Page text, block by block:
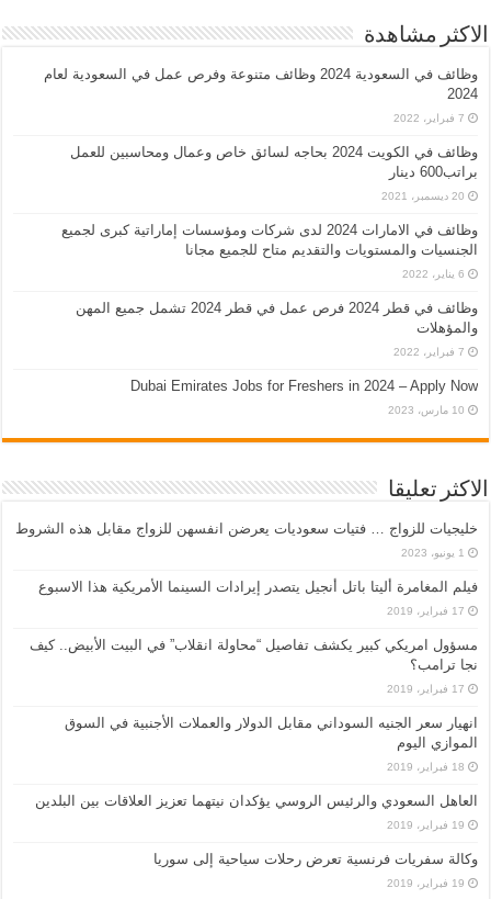
الاكثر مشاهدة
وظائف في السعودية 2024 وظائف متنوعة وفرص عمل في السعودية لعام
2024
7 فبراير، 2022
وظائف في الكويت 2024 بحاجه لسائق خاص وعمال ومحاسبين للعمل
براتب600 دينار
20 ديسمبر، 2021
وظائف في الامارات 2024 لدى شركات ومؤسسات إماراتية كبرى لجميع
الجنسيات والمستويات والتقديم متاح للجميع مجانا
6 يناير، 2022
وظائف في قطر 2024 فرص عمل في قطر 2024 تشمل جميع المهن
والمؤهلات
7 فبراير، 2022
Dubai Emirates Jobs for Freshers in 2024 – Apply Now
10 مارس، 2023
الاكثر تعليقا
خليجيات للزواج … فتيات سعوديات يعرضن انفسهن للزواج مقابل هذه الشروط
1 يونيو، 2023
فيلم المغامرة أليتا‭ ‬باتل أنجيل يتصدر إيرادات السينما الأمريكية هذا الاسبوع
17 فبراير، 2019
مسؤول امريكي كبير يكشف تفاصيل “محاولة انقلاب” في البيت الأبيض.. كيف
نجا ترامب؟
17 فبراير، 2019
انهيار سعر الجنيه السوداني مقابل الدولار والعملات الأجنبية في السوق
الموازي اليوم
18 فبراير، 2019
العاهل السعودي والرئيس الروسي يؤكدان نيتهما تعزيز العلاقات بين البلدين
19 فبراير، 2019
وكالة سفريات فرنسية تعرض رحلات سياحية إلى سوريا
19 فبراير، 2019